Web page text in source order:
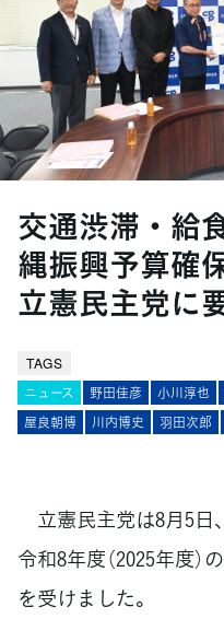
交通渋滞・給
縄振興予算確
立憲民主党に
TAGS
ニュース 野田佳彦 小川淳也
屋良朝博
川内博史 羽田次郎
立憲民主党は8月5日
令和8年度（2025年度
を受けました。